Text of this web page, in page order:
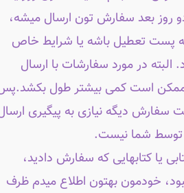
روز بعد سفارش تون ارسال میشه،
پست تعطیل باشه یا شرایط خاص
البته در مورد سفارشات با ارسال
ممکن است کمی بیشتر طول
سفارش دیگه نیازی به پیگیری
شما نیست.
یا کتابهایی که سفارش دادید،
خودمون بهتون اطلاع میدم ظرف